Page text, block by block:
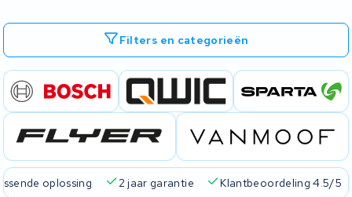
Filters en categorieën
oplossing 2 jaar garantie Klantbeoordeling 4.5/5